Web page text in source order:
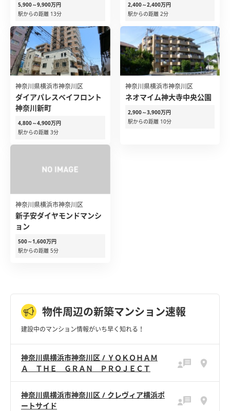
5,900～9,900万円
駅からの距離 13分
2,400～2,400万円
駅からの距離 2分
神奈川県横浜市神奈川区
ダイアパレスベイフロント
神奈川新町
4,800～4,900万円
駅からの距離 3分
神奈川県横浜市神奈川区
ネオマイム神大寺中央公園
2,900～3,900万円
駅からの距離 10分
神奈川県横浜市神奈川区
新子安ダイヤモンドマンシ
ョン
500～1,600万円
駅からの距離 5分
物件周辺の新築マンション速報
建設中のマンション情報がいち早く知れる！
神奈川県横浜市神奈川区 / ＹＯＫＯＨＡＭ
Ａ ＴＨＥ ＧＲＡＮ ＰＲＯＪＥＣＴ
神奈川県横浜市神奈川区 / クレヴィア横浜ポ
ートサイド